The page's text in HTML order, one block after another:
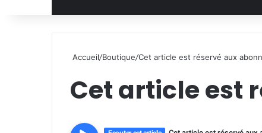
Accueil/Boutique/Cet article est réservé aux
Cet article est